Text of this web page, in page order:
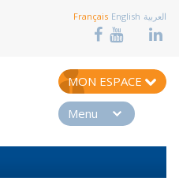
Français English العربية
MON ESPACE
Menu